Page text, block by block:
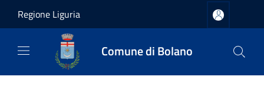
Regione Liguria
Comune di Bolano